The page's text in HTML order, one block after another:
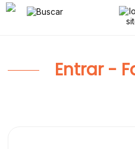
Entrar -